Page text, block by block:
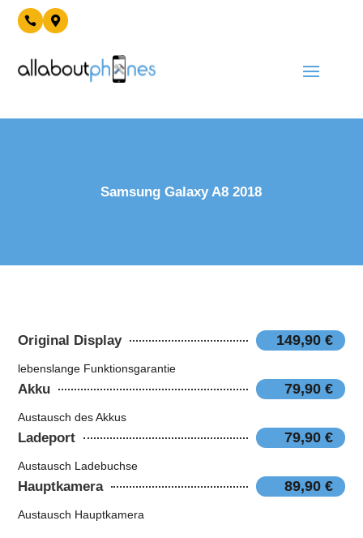
 
Samsung Galaxy A8 2018
Original Display 149,90 €
lebenslange Funktionsgarantie
Akku 79,90 €
Austausch des Akkus
Ladeport 79,90 €
Austausch Ladebuchse
Hauptkamera 89,90 €
Austausch Hauptkamera